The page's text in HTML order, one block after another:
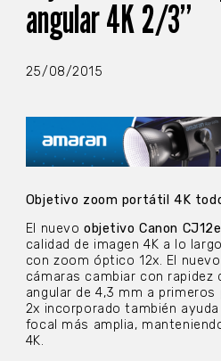
angular 4K 2/3”
25/08/2015
Objetivo zoom portátil 4K
El nuevo objetivo Canon
calidad de imagen 4K a lo
con zoom óptico 12x. El
cámaras cambiar con rapidez
angular de 4,3 mm a
2x incorporado también
focal más amplia,
4K.